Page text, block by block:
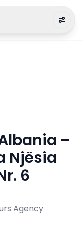
–
Njësia
6
Agency